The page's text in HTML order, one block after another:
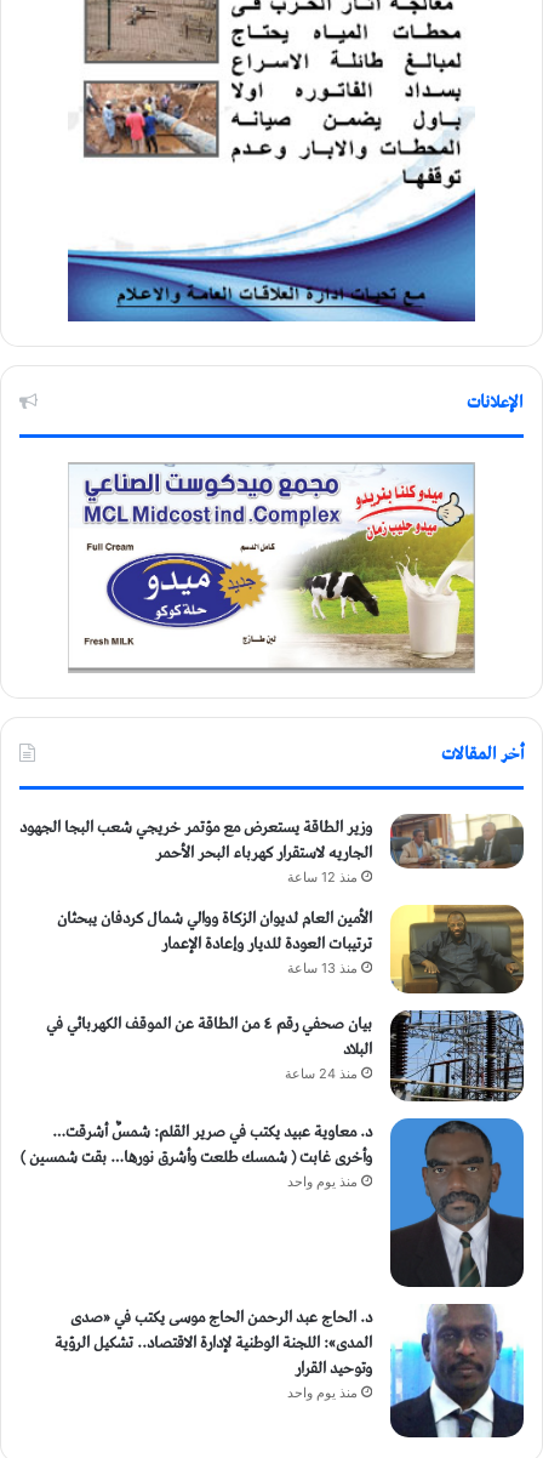
الإعلانات
أخر المقالات
وزير الطاقة يستعرض مع مؤتمر خريجي شعب البجا الجهود
الجاريه لاستقرار كهرباء البحر الأحمر
منذ 12 ساعة
الأمين العام لديوان الزكاة ووالي شمال كردفان يبحثان
ترتيبات العودة للديار وإعادة الإعمار
منذ 13 ساعة
بيان صحفي رقم ٤ من الطاقة ​عن الموقف الكهربائي في
البلاد
منذ 24 ساعة
د. معاوية عبيد يكتب في صرير القلم: شمسٌ أشرقت…
وأخرى غابت ( شمسك طلعت وأشرق نورها… بقت شمسين )
منذ يوم واحد
د. الحاج عبد الرحمن الحاج موسى يكتب في «صدى
المدى»: اللجنة الوطنية لإدارة الاقتصاد.. تشكيل الرؤية
وتوحيد القرار
منذ يوم واحد